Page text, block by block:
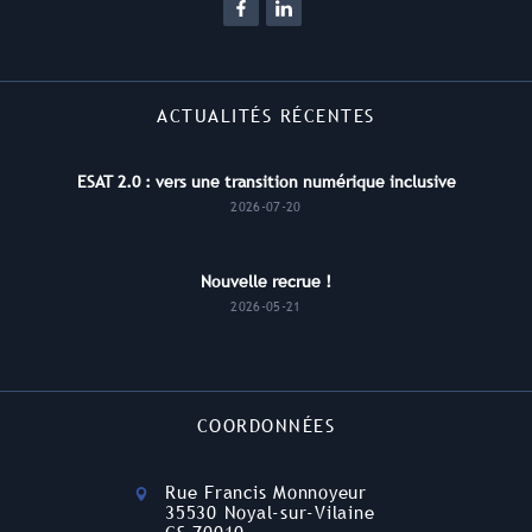
ACTUALITÉS RÉCENTES
ESAT 2.0 : vers une transition numérique inclusive
2026-07-20
Nouvelle recrue !
2026-05-21
COORDONNÉES
Rue Francis Monnoyeur
35530 Noyal-sur-Vilaine